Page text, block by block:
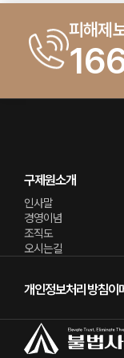
피해제
구제원소개
인사말
경영이념
조직도
오시는길
개인정보처리방침이